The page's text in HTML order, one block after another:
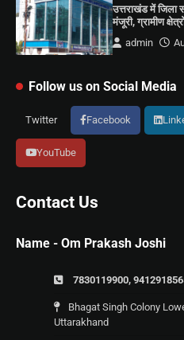
उत्तराखंड में जिला
मंजूरी, ग्रामीण
admin
Follow us on Social Media
Twitter Facebook
YouTube
Contact Us
Name - Om Prakash Joshi
7830119900,
Bhagat Singh Colony
Uttarakhand